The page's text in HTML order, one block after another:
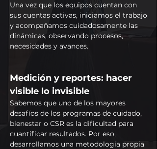
Una vez que los equipos cuentan con
sus cuentas activas, iniciamos el trabajo
y acompañamos cuidadosamente las
dinámicas, observando procesos,
necesidades y avances.
Medición y reportes: hacer
visible lo invisible
Sabemos que uno de los mayores
desafíos de los programas de cuidado,
bienestar o CSR es la dificultad para
cuantificar resultados. Por eso,
desarrollamos una metodología propia